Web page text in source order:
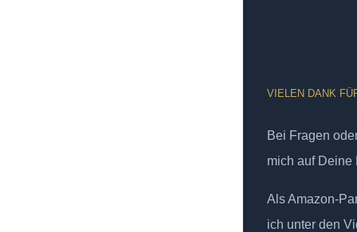
VIELEN DANK
Bei Fragen
mich auf Deine
Als Amazon-
ich unter den